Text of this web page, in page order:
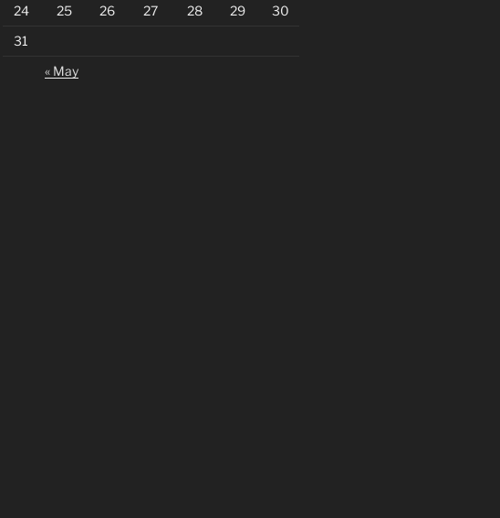
24
25 26 27 28 29
30
31
« May